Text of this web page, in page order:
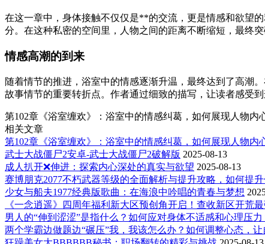
在这一章中，身体接触不仅仅是**的交流，更是情感和欲望
分。在这种私密的空间里，人物之间的距离不断缩短，最终
情感高潮的到来
随着情节的推进，浴室中的情感逐渐升温，最终达到了高潮
故事情节的重要转折点。作者通过细致的描写，让读者感受
第102章《浴室缠欢》：浴室中的情感纠葛，如何展现人物内
相关文章
第102章《浴室缠欢》：浴室中的情感纠葛，如何展现人物内
武士大战僵尸2安卓-武士大战僵尸2破解版 2025-08-13
成人扒开❌伸进：探索内心深处的真实与欲望 2025-08-13
赛博朋克2077不朽武器等级的全面解析与提升攻略，如何提
少女与船夫1977经典版歌曲：在海浪中吟唱的青春与梦想
《一念逍遥》四周年福利新大区预创角开启！查收新区开荒最
男人的“伸到涩涩”是指什么？如何应对身体不适感和心理压力
两个学霸边做题边“碾压”我，我该怎么办？如何调整心态，让